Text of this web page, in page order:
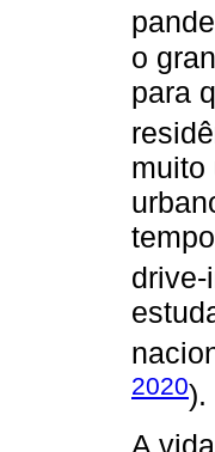
o
para
muito
drive-
2020).
A